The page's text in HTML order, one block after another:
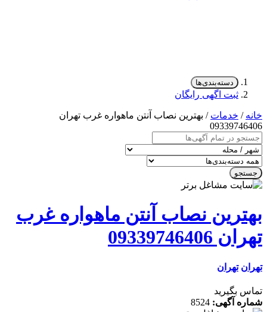
دسته‌بندی‌ها
ثبت اگهی رایگان
/خدمات/ بهترین نصاب آنتن ماهواره غرب تهران
نصاب آنتن ماهواره غرب
تهران
بگیرید
آگهی:8524